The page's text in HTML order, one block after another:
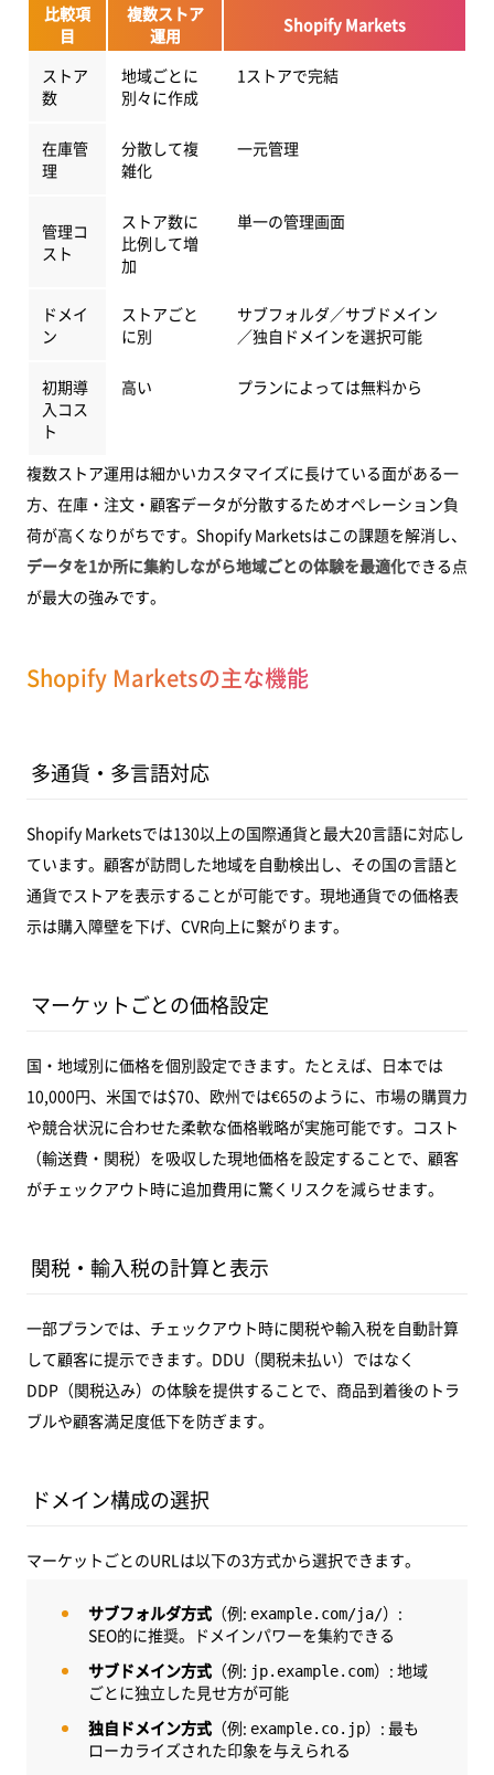
比較項
目
複数ストア
運用
Shopify Markets
ストア
数
地域ごとに
別々に作成
1ストアで完結
在庫管
理
分散して複
雑化
一元管理
管理コ
スト
ストア数に
比例して増
加
単一の管理画面
ドメイ
ン
ストアごと
に別
サブフォルダ／サブドメイン
／独自ドメインを選択可能
初期導
入コス
ト
高い プランによっては無料から
複数ストア運用は細かいカスタマイズに長けている面がある一
方、在庫・注文・顧客データが分散するためオペレーション負
荷が高くなりがちです。Shopify Marketsはこの課題を解消し、
データを1か所に集約しながら地域ごとの体験を最適化できる点
が最大の強みです。
Shopify Marketsの主な機能
多通貨・多言語対応
Shopify Marketsでは130以上の国際通貨と最大20言語に対応し
ています。顧客が訪問した地域を自動検出し、その国の言語と
通貨でストアを表示することが可能です。現地通貨での価格表
示は購入障壁を下げ、CVR向上に繋がります。
マーケットごとの価格設定
国・地域別に価格を個別設定できます。たとえば、日本では
10,000円、米国では$70、欧州では€65のように、市場の購買力
や競合状況に合わせた柔軟な価格戦略が実施可能です。コスト
（輸送費・関税）を吸収した現地価格を設定することで、顧客
がチェックアウト時に追加費用に驚くリスクを減らせます。
関税・輸入税の計算と表示
一部プランでは、チェックアウト時に関税や輸入税を自動計算
して顧客に提示できます。DDU（関税未払い）ではなく
DDP（関税込み）の体験を提供することで、商品到着後のトラ
ブルや顧客満足度低下を防ぎます。
ドメイン構成の選択
マーケットごとのURLは以下の3方式から選択できます。
サブフォルダ方式 （例: example.com/ja/）:
SEO的に推奨。ドメインパワーを集約できる
サブドメイン方式 （例: jp.example.com）: 地域
ごとに独立した見せ方が可能
独自ドメイン方式 （例: example.co.jp）: 最も
ローカライズされた印象を与えられる